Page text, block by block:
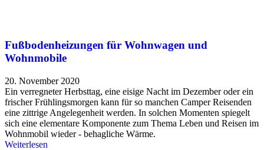
Fußbodenheizungen für Wohnwagen und
Wohnmobile
20. November 2020
Ein verregneter Herbsttag, eine eisige Nacht im Dezember oder ein
frischer Frühlingsmorgen kann für so manchen Camper Reisenden
eine zittrige Angelegenheit werden. In solchen Momenten spiegelt
sich eine elementare Komponente zum Thema Leben und Reisen im
Wohnmobil wieder - behagliche Wärme.
Weiterlesen